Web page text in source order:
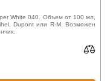
White 040. Объем от 100 мл,
Dupont или R-M. Возможен